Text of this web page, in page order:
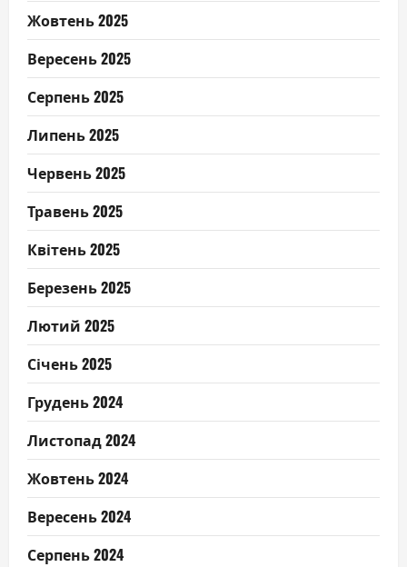
Жовтень 2025
Вересень 2025
Серпень 2025
Липень 2025
Червень 2025
Травень 2025
Квітень 2025
Березень 2025
Лютий 2025
Січень 2025
Грудень 2024
Листопад 2024
Жовтень 2024
Вересень 2024
Серпень 2024